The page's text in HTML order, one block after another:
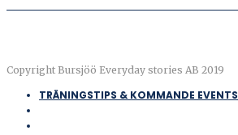
Copyright Bursjöö Everyday stories AB 2019
TRÄNINGSTIPS & KOMMANDE EVENTS